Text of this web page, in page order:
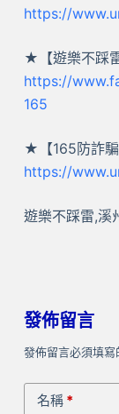
https://
★【遊樂不踩
https://
165
★【165防詐騙
https://
遊樂不踩雷,溪
發佈留言
發佈留言必須填寫
名稱*